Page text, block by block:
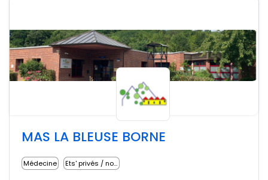
MAS LA BLEUSE BORNE
Médecine Ets' privés / non lucratifs